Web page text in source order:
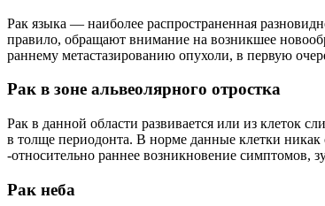
Рак языка — наиболее распространенная
правило, обращают внимание на возникшее
раннему метастазированию опухоли, в первую
Рак в зоне альвеолярного отростка
Рак в данной области развивается или из клеток
в толще периодонта. В норме данные клетки никак
-относительно раннее возникновение симптомов,
Рак неба